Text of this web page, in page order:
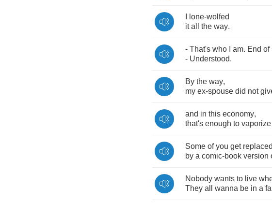
lone-wolfed
it all the way.
- That's who am. End of
- Understood.
By the way,
my ex-spouse did not
and in this economy,
that's enough to vaporize
Some of you get replaced
by a comic-book version
Nobody wants to live
They all wanna be in a